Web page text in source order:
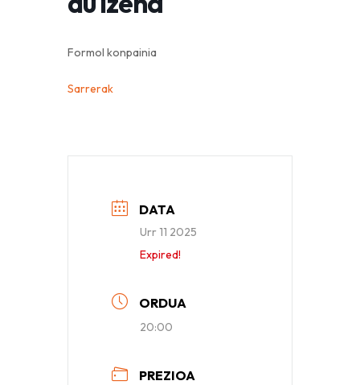
Formol konpainia
Sarrerak
DATA
Urr 11 2025
Expired!
ORDUA
20:00
PREZIOA